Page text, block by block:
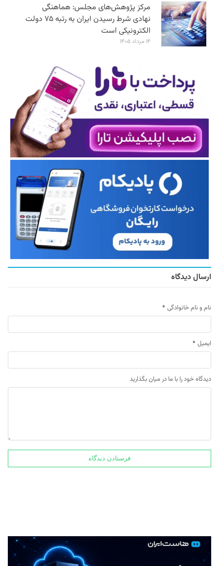
مرکز پژوهش‌های مجلس: هماهنگی
نهادی شرط رسیدن ایران به رتبه ۷۵ دولت
الکترونیکی است
۱۴ مرداد ۱۴۰۵
ارسال دیدگاه
نام و نام خانوادگی *
ایمیل *
دیدگاه خود را با ما در میان بگذارید